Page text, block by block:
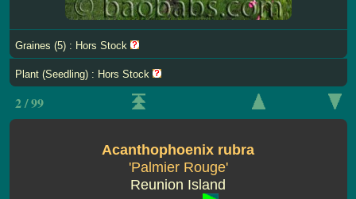
Graines (5) : Hors Stock
Plant (Seedling) : Hors Stock
2 / 99
Acanthophoenix rubra
'Palmier Rouge'
Reunion Island